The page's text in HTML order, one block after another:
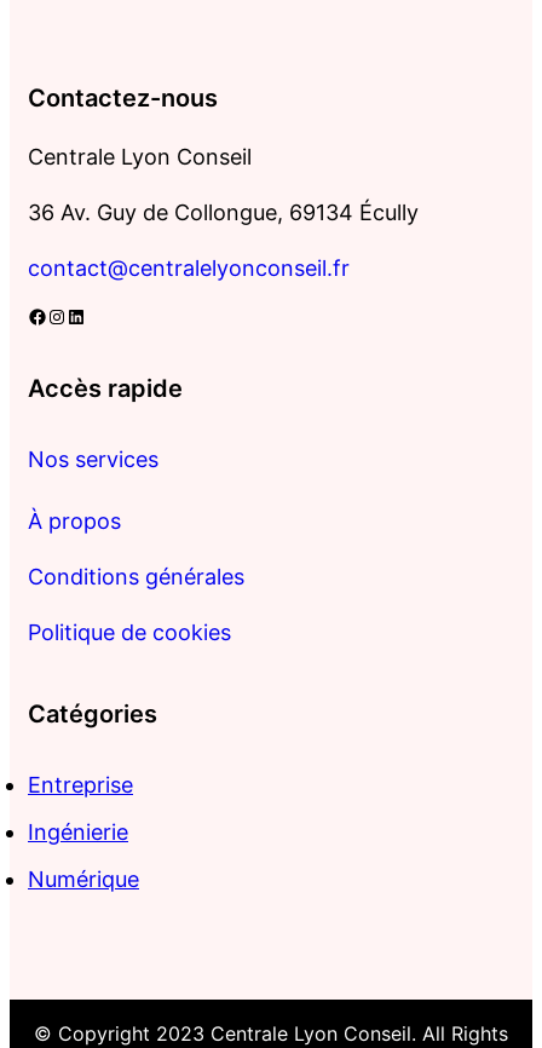
Contactez-nous
Centrale Lyon Conseil
36 Av. Guy de Collongue, 69134 Écully
contact@centralelyonconseil.fr
Facebook Instagram LinkedIn
Accès rapide
Nos services
À propos
Conditions générales
Politique de cookies
Catégories
Entreprise
Ingénierie
Numérique
© Copyright 2023 Centrale Lyon Conseil. All Rights